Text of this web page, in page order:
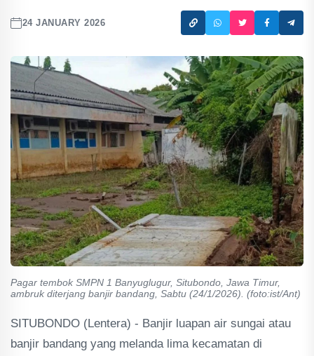
24 JANUARY 2026
Pagar tembok SMPN 1 Banyuglugur, Situbondo, Jawa Timur,
ambruk diterjang banjir bandang, Sabtu (24/1/2026). (foto:ist/Ant)
SITUBONDO (Lentera) - Banjir luapan air sungai atau
banjir bandang yang melanda lima kecamatan di